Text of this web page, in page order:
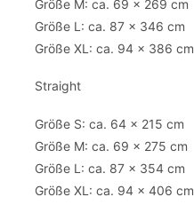
Größe M: ca. 69 x 269 cm
Größe L: ca. 87 x 346 cm
Größe XL: ca. 94 x 386 cm
Straight
Größe S: ca. 64 x 215 cm
Größe M: ca. 69 x 275 cm
Größe L: ca. 87 x 354 cm
Größe XL: ca. 94 x 406 cm